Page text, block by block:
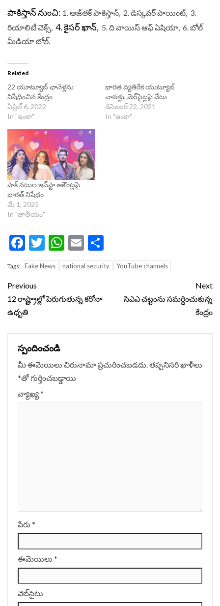
పాకిస్తాన్ నుంచి: 1. ఆజ్‌తక్ పాకిస్తాన్, 2. డిస్కవర్ పాయింట్, 3.
రియాలిటీ చెక్స్, 4. కైసర్ ఖాన్, 5. ది వాయిస్ ఆఫ్ ఏషియా, 6. బోల్
మీడియా బోల్.
Related
22 యూట్యూబ్ ఛానెళ్లను
నిషేధించిన కేంద్రం
ఏప్రిల్ 6, 2022
In "ఇంకా"
భారత వ్యతిరేక యుట్యూబ్
చానళ్లు, వెబ్‌సైట్లపై వేటు
డిసెంబర్ 22, 2021
In "ఇంకా"
పాక్ నటుల ఇన్‌స్టా అకౌంట్లపై
భారత్‌ నిషేధం
మే 1, 2025
In "జాతీయం"
Facebook
Twitter
WhatsApp
Email
Tags: Fake News national security YouTube channels
Continue
Reading
Previous
12 రాష్ట్రాల్లో పెరుగుతున్న కరోనా
ఉధృతి
Next
సిఎఎ చట్టంను సమర్ధించుకున్న
కేంద్రం
స్పందించండి
మీ ఈమెయిలు చిరునామా ప్రచురించబడదు. తప్పనిసరి ఖాళీలు
*‌తో గుర్తించబడ్డాయి
వ్యాఖ్య*
పేరు *
ఈమెయిలు *
వెబ్‌సైటు